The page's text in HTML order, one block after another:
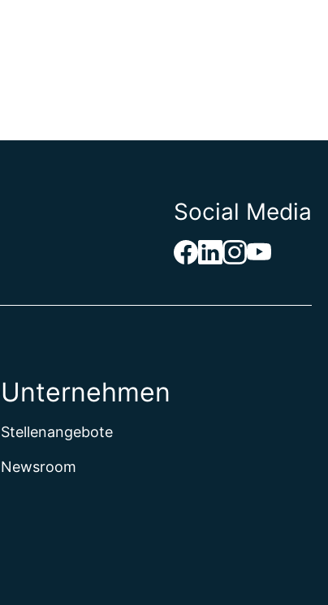
Social Media
Unternehmen
Stellenangebote
Newsroom